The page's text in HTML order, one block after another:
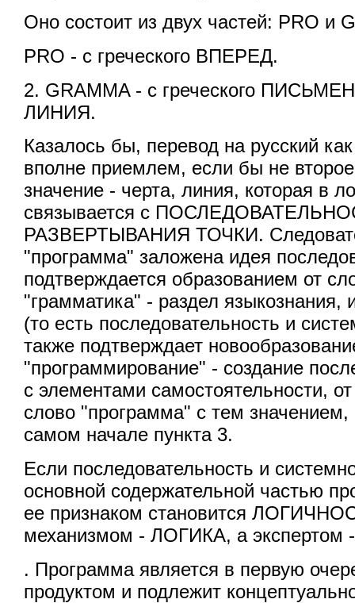
Оно состоит из двух частей: PRO и
PRO - с греческого ВПЕРЕД.
2. GRAMMA - с греческого
ЛИНИЯ.
Казалось бы, перевод на русский
вполне приемлем, если бы не
значение - черта, линия, которая в
связывается с
РАЗВЕРТЫВАНИЯ ТОЧКИ.
"программа" заложена идея
подтверждается образованием от
"грамматика" - раздел
(то есть последовательность и
также подтверждает
"программирование" - создание
с элементами самостоятельности, от
слово "программа" с тем
самом начале пункта 3.
Если последовательность и
основной содержательной частью
ее признаком становится
механизмом - ЛОГИКА, а экспертом
. Программа является в первую
продуктом и подлежит